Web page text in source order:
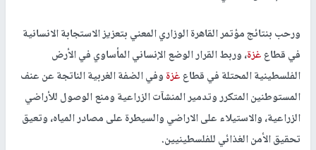
ورحب بنتائج مؤتمر القاهرة الوزاري المعني بتعزيز الاستجابة الانسانية
في قطاعغزة، وربط القرار الوضع الإنساني المأساوي في الأرض
الفلسطينية المحتلة في قطاعغزةوفي الضفة الغربية الناتجة عن عنف
المستوطنين المتكرر وتدمير المنشآت الزراعية ومنع الوصول للأراضي
الزراعية، والاستيلاء على الاراضي والسيطرة على مصادر المياه، وتعيق
تحقيق الأمن الغذائي للفلسطينيين.